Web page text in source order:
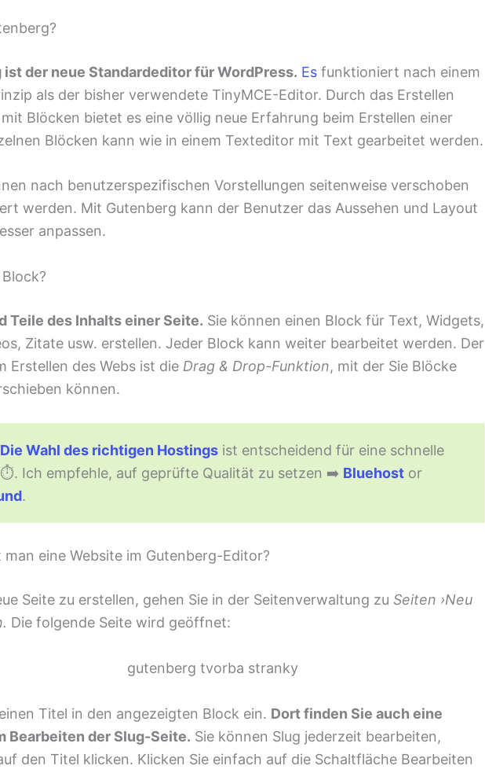
ist der neue Standardeditor für WordPress. Es funktioniert nach einem
als der bisher verwendete TinyMCE-Editor. Durch das Erstellen
Blöcken bietet es eine völlig neue Erfahrung beim Erstellen einer
Blöcken kann wie in einem Texteditor mit Text gearbeitet werden.
nach benutzerspezifischen Vorstellungen seitenweise verschoben
werden. Mit Gutenberg kann der Benutzer das Aussehen und Layout
anpassen.
Teile des Inhalts einer Seite. Sie können einen Block für Text, Widgets,
Zitate usw. erstellen. Jeder Block kann weiter bearbeitet werden. Der
Erstellen des Webs ist die Drag & Drop-Funktion, mit der Sie Blöcke
können.
Die Wahl des richtigen Hostings ist entscheidend für eine schnelle
Ich empfehle, auf geprüfte Qualität zu setzen ➡️ Bluehost or
.
man eine Website im Gutenberg-Editor?
Seite zu erstellen, gehen Sie in der Seitenverwaltung zu Seiten ›Neu
Die folgende Seite wird geöffnet:
Titel in den angezeigten Block ein. Dort finden Sie auch eine
Bearbeiten der Slug-Seite. Sie können Slug jederzeit bearbeiten,
den Titel klicken. Klicken Sie einfach auf die Schaltfläche Bearbeiten